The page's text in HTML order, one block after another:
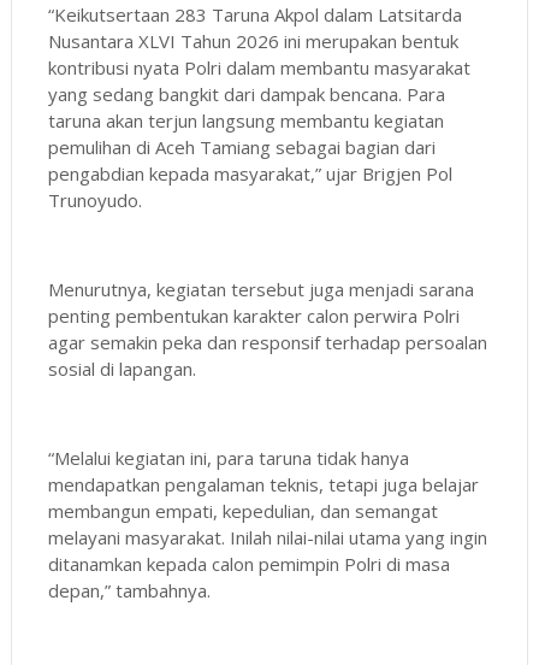
“Keikutsertaan 283 Taruna Akpol dalam Latsitarda
Nusantara XLVI Tahun 2026 ini merupakan bentuk
kontribusi nyata Polri dalam membantu masyarakat
yang sedang bangkit dari dampak bencana. Para
taruna akan terjun langsung membantu kegiatan
pemulihan di Aceh Tamiang sebagai bagian dari
pengabdian kepada masyarakat,” ujar Brigjen Pol
Trunoyudo.
Menurutnya, kegiatan tersebut juga menjadi sarana
penting pembentukan karakter calon perwira Polri
agar semakin peka dan responsif terhadap persoalan
sosial di lapangan.
“Melalui kegiatan ini, para taruna tidak hanya
mendapatkan pengalaman teknis, tetapi juga belajar
membangun empati, kepedulian, dan semangat
melayani masyarakat. Inilah nilai-nilai utama yang ingin
ditanamkan kepada calon pemimpin Polri di masa
depan,” tambahnya.